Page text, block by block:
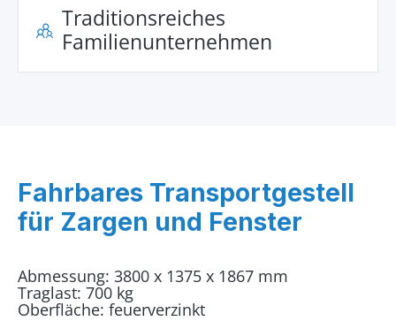
Traditionsreiches
Familienunternehmen
Fahrbares Transportgestell
für Zargen und Fenster
Abmessung: 3800 x 1375 x 1867 mm
Traglast: 700 kg
Oberfläche: feuerverzinkt